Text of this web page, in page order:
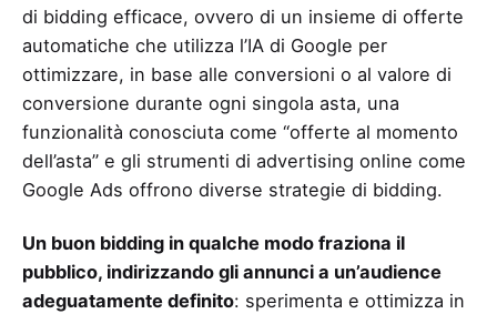
di bidding efficace, ovvero di un insieme di offerte
automatiche che utilizza l’IA di Google per
ottimizzare, in base alle conversioni o al valore di
conversione durante ogni singola asta, una
funzionalità conosciuta come “offerte al momento
dell’asta” e gli strumenti di advertising online come
Google Ads offrono diverse strategie di bidding.
Un buon bidding in qualche modo fraziona il
pubblico, indirizzando gli annunci a un’audience
adeguatamente definito: sperimenta e ottimizza in